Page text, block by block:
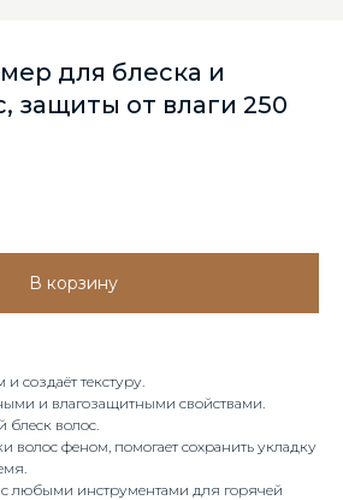
для блеска и
защиты от влаги 250
В корзину
создаёт текстуру.
и влагозащитными свойствами.
блеск волос.
волос феном, помогает сохранить укладку
с любыми инструментами для горячей